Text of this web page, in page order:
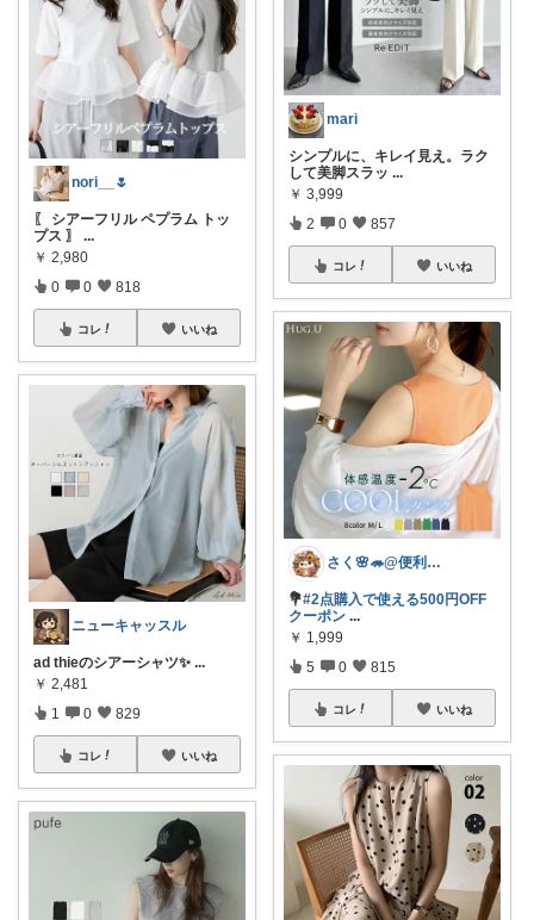
nori__🌷
〖 シアーフリル ペプラム トッ
プス 〗 ...
￥ 2,980
0 0 818
コレ いいね
ニューキャッスル
ad thieのシアーシャツ✨ ...
￥ 2,481
1 0 829
コレ いいね
mari
シンプルに、キレイ見え。ラク
して美脚スラッ ...
￥ 3,999
2 0 857
コレ いいね
さく🌸🦔@便利でかわいいを探す旅
💐#2点購入で使える500円OFF
クーポン ...
￥ 1,999
5 0 815
コレ いいね